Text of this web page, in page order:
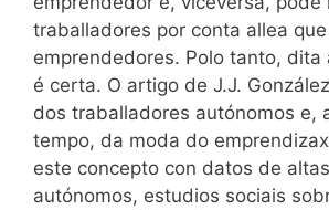
traballadores por conta allea
emprendedores. Polo tanto, dita
é certa. O artigo de J.J.
dos traballadores autónomos e,
tempo, da moda do
este concepto con datos de
autónomos, estudios sociais